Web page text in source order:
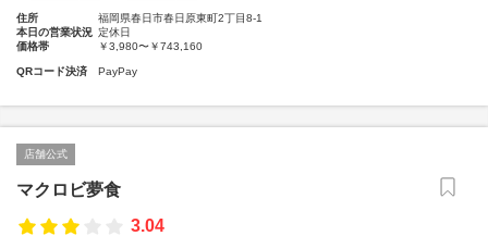
住所
福岡県春日市春日原東町2丁目8-1
本日の営業状況 定休日
価格帯
￥3,980〜￥743,160
QRコード決済 PayPay
店舗公式
マクロビ夢食
3.04